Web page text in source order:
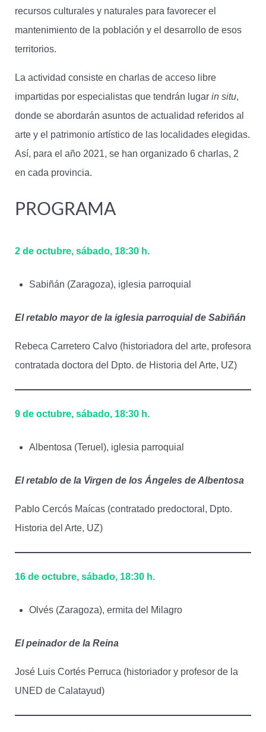
recursos culturales y naturales para favorecer el
mantenimiento de la población y el desarrollo de esos
territorios.
La actividad consiste en charlas de acceso libre
impartidas por especialistas que tendrán lugar in situ,
donde se abordarán asuntos de actualidad referidos al
arte y el patrimonio artístico de las localidades elegidas.
Así, para el año 2021, se han organizado 6 charlas, 2
en cada provincia.
PROGRAMA
2 de octubre, sábado, 18:30 h.
Sabiñán (Zaragoza), iglesia parroquial
El retablo mayor de la iglesia parroquial de Sabiñán
Rebeca Carretero Calvo (historiadora del arte, profesora
contratada doctora del Dpto. de Historia del Arte, UZ)
9 de octubre, sábado, 18:30 h.
Albentosa (Teruel), iglesia parroquial
El retablo de la Virgen de los Ángeles de Albentosa
Pablo Cercós Maícas (contratado predoctoral, Dpto.
Historia del Arte, UZ)
16 de octubre, sábado, 18:30 h.
Olvés (Zaragoza), ermita del Milagro
El peinador de la Reina
José Luis Cortés Perruca (historiador y profesor de la
UNED de Calatayud)